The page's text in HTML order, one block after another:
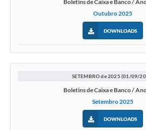
Boletins de Caixa e Banco /
Outubro 2025
DOWNLOADS
SETEMBRO de 2025 (01/09/
Boletins de Caixa e Banco /
Setembro 2025
DOWNLOADS